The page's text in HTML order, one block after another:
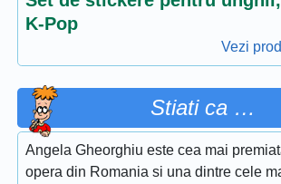
K-Pop
Vezi
Stiati ca …
Angela Gheorghiu este cea mai
opera din Romania si una dintre cele